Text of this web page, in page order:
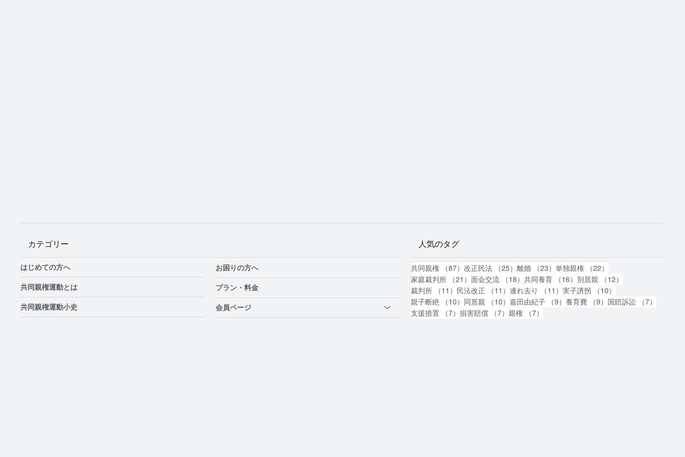
カテゴリー
はじめての方へ
共同親権運動とは
共同親権運動小史
お困りの方へ
プラン・料金
会員ページ
人気のタグ
共同親権 （87）87件の記事
改正民法 （25）25件の記事
離婚 （23）23件の記事
単独親権 （22）
家庭裁判所
（21）21件の記事
面会交流 （18）18件の記事
共同養育 （16） 16件の記事
別居親 （12）
裁判所
（11） 11件の記事
民法改正 （11）11件の記事
連れ去り （11）11件の記事
実子誘拐 （10）
親子断絶
（10） 10件の記事
同居親 （10）10件の記事
嘉田由紀子 （9）9件の記事
養育費 （9） 9件の記事
国賠訴訟 （7）
支援措置
（7）7件の記事
損害賠償 （7）7件の記事
親権 （7）